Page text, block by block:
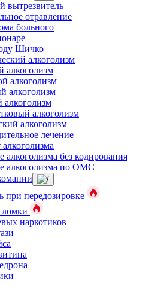
вытрезвитель
отравление
больного
Шичко
алкоголизм
алкоголизм
алкоголизм
алкоголизм
алкоголизм
алкоголизм
лечение
алкоголизма без кодирования
алкоголизма по ОМС
передозировке
наркотиков